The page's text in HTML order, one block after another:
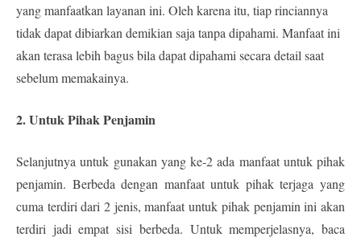
yang manfaatkan layanan ini. Oleh karena itu, tiap rinciannya
tidak dapat dibiarkan demikian saja tanpa dipahami. Manfaat ini
akan terasa lebih bagus bila dapat dipahami secara detail saat
sebelum memakainya.
2. Untuk Pihak Penjamin
Selanjutnya untuk gunakan yang ke-2 ada manfaat untuk pihak
penjamin. Berbeda dengan manfaat untuk pihak terjaga yang
cuma terdiri dari 2 jenis, manfaat untuk pihak penjamin ini akan
terdiri jadi empat sisi berbeda. Untuk memperjelasnya, baca